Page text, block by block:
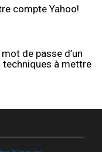
compte Yahoo!
de passe d’un
à mettre